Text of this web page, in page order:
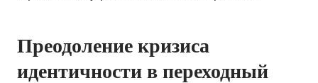
Преодоление кризиса
идентичности в переходный